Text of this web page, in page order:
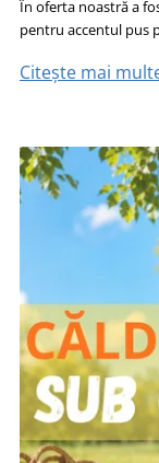
În oferta noastră a
pentru accentul pus
Citește mai